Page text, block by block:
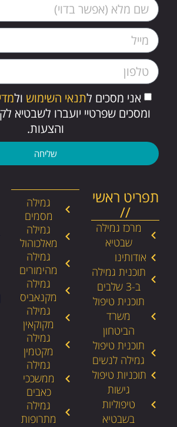
אני מסכים לתנאי השימוש ול
ומסכים שפרטיי יועברו לשבטיא
והצעות.
שליחה
תפריט ראשי
//
מרכז גמילה
שבטיא
אודותינו
תוכנית גמילה
ב-3 שלבים
תוכנית טיפול
משרד
הביטחון
תוכנית טיפול
גמילה לנשים
תוכניות טיפול
גישות
טיפוליות
בשבטיא
גמילה
מסמים
גמילה
מאלכוהול
גמילה
מהימורים
גמילה
מקנאביס
גמילה
מקוקאין
גמילה
מקטמין
גמילה
ממשככי
כאבים
גמילה
מתרופות